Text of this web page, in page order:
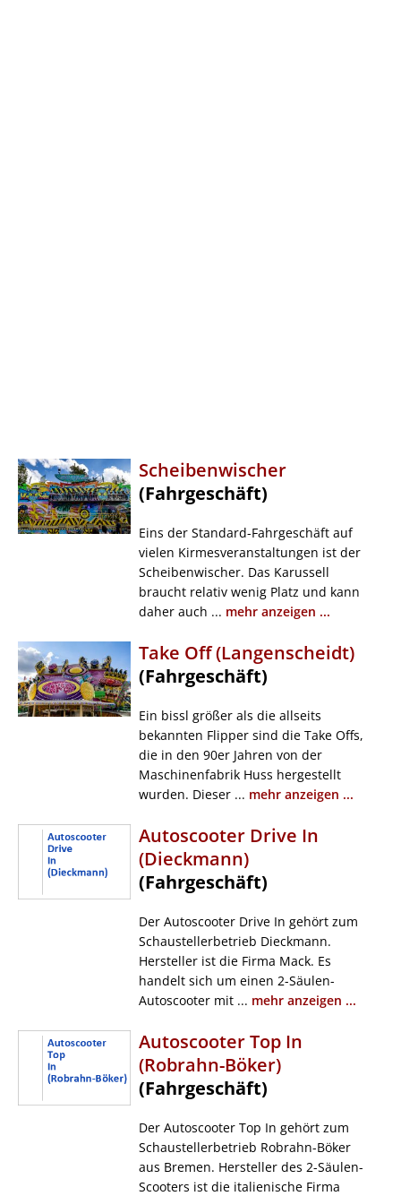
Scheibenwischer
(Fahrgeschäft)
Eins der Standard-Fahrgeschäft auf
vielen Kirmesveranstaltungen ist der
Scheibenwischer. Das Karussell
braucht relativ wenig Platz und kann
daher auch ... mehr anzeigen ...
Take Off (Langenscheidt)
(Fahrgeschäft)
Ein bissl größer als die allseits
bekannten Flipper sind die Take Offs,
die in den 90er Jahren von der
Maschinenfabrik Huss hergestellt
wurden. Dieser ... mehr anzeigen ...
Autoscooter Drive In
(Dieckmann)
(Fahrgeschäft)
Der Autoscooter Drive In gehört zum
Schaustellerbetrieb Dieckmann.
Hersteller ist die Firma Mack. Es
handelt sich um einen 2-Säulen-
Autoscooter mit ... mehr anzeigen ...
Autoscooter Top In
(Robrahn-Böker)
(Fahrgeschäft)
Der Autoscooter Top In gehört zum
Schaustellerbetrieb Robrahn-Böker
aus Bremen. Hersteller des 2-Säulen-
Scooters ist die italienische Firma